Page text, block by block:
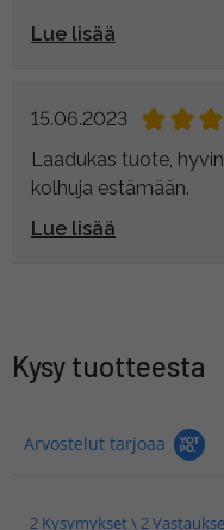
Lue lisää
15.06.2023
Laadukas tuote,
kolhuja estämään.
Lue lisää
Kysy tuotteesta
Arvostelut tarjoaa
2 Kysymykset \ 2